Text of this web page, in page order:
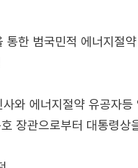
한 범국민적 에너지절
와 에너지절약 유공자
장관으로부터 대통령상